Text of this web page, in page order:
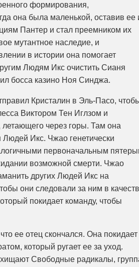
формирования,
она была маленькой, оставив ее
Пантер и стал преемником их
мутантное наследие, и
в истории она помогает
Людям Икс очистить Сианя
босса казино Ноя Синджа.
Кристалин в Эль-Пасо,
Виктором Тен Иглзом и
через горы. Там она
Людей Икс. Чжао генетически
первоначальным
возможной смерти. Чжао
других Людей Икс на
они следовали за ним в
покидает команду, чтобы
ее отец скончался. Она покидает
который ругает ее за уход.
Свободные радикалы,